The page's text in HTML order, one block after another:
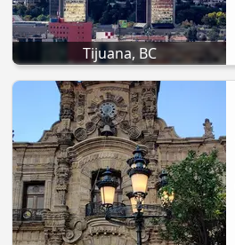
Tijuana, BC